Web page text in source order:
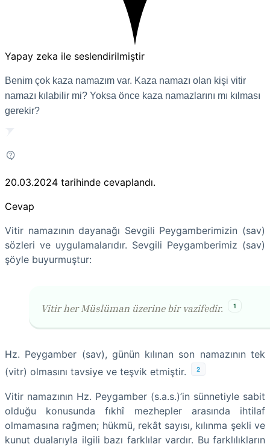
Yapay zeka ile seslendirilmiştir
Benim çok kaza namazım var. Kaza namazı olan kişi vitir
namazı kılabilir mi? Yoksa önce kaza namazlarını mı kılması
gerekir?
20.03.2024 tarihinde cevaplandı.
Cevap
Vitir namazının dayanağı Sevgili Peygamberimizin (sav)
sözleri ve uygulamalarıdır. Sevgili Peygamberimiz (sav)
şöyle buyurmuştur:
Vitir her Müslüman üzerine bir vazifedir. 1
Hz. Peygamber (sav), günün kılınan son namazının tek
(vitr) olmasını tavsiye ve teşvik etmiştir.
2
Vitir namazının Hz. Peygamber (s.a.s.)’in sünnetiyle sabit
olduğu konusunda fıkhî mezhepler arasında ihtilaf
olmamasına rağmen; hükmü, rekât sayısı, kılınma şekli ve
kunut dualarıyla ilgili bazı farklılar vardır. Bu farklılıkların